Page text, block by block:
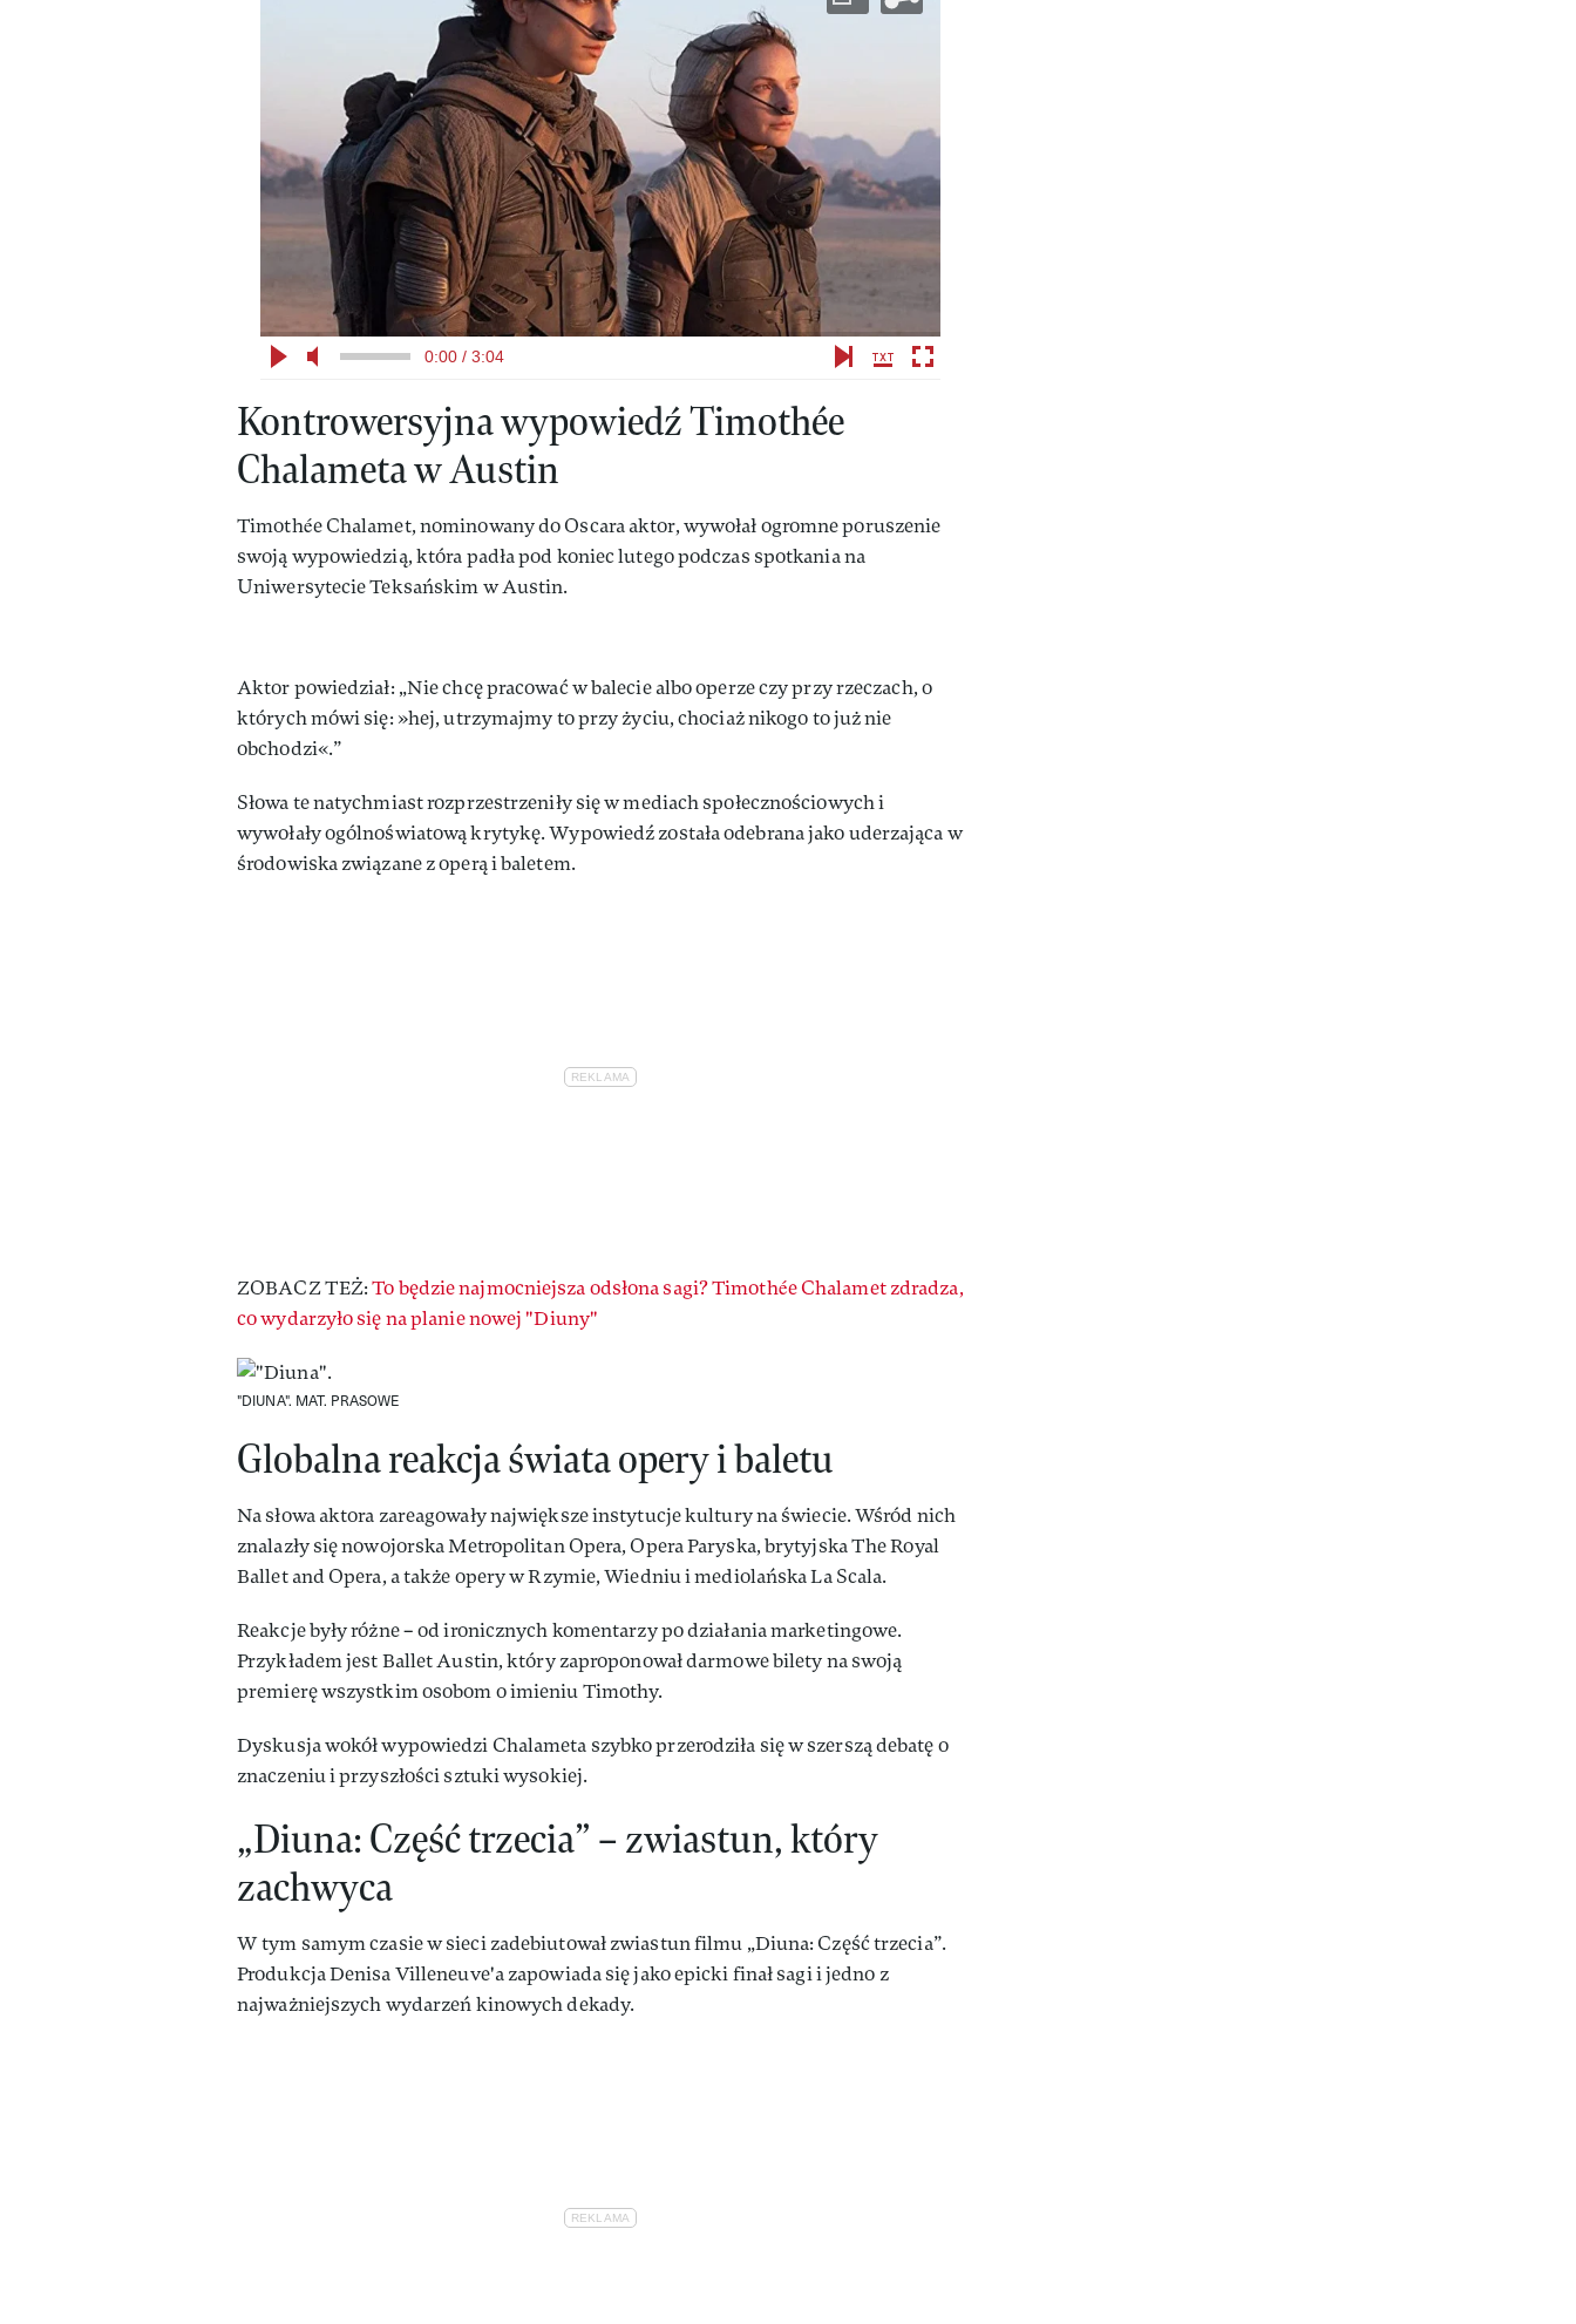
0:00 / 3:04
Kontrowersyjna wypowiedź Timothée
Chalameta w Austin
Timothée Chalamet, nominowany do Oscara aktor, wywołał ogromne poruszenie
swoją wypowiedzią, która padła pod koniec lutego podczas spotkania na
Uniwersytecie Teksańskim w Austin.
Aktor powiedział: „Nie chcę pracować w balecie albo operze czy przy rzeczach, o
których mówi się: »hej, utrzymajmy to przy życiu, chociaż nikogo to już nie
obchodzi«.”
Słowa te natychmiast rozprzestrzeniły się w mediach społecznościowych i
wywołały ogólnoświatową krytykę. Wypowiedź została odebrana jako uderzająca w
środowiska związane z operą i baletem.
ZOBACZ TEŻ:To będzie najmocniejsza odsłona sagi? Timothée Chalamet zdradza,
co wydarzyło się na planie nowej "Diuny"
"DIUNA". MAT. PRASOWE
Globalna reakcja świata opery i baletu
Na słowa aktora zareagowały największe instytucje kultury na świecie. Wśród nich
znalazły się nowojorska Metropolitan Opera, Opera Paryska, brytyjska The Royal
Ballet and Opera, a także opery w Rzymie, Wiedniu i mediolańska La Scala.
Reakcje były różne – od ironicznych komentarzy po działania marketingowe.
Przykładem jest Ballet Austin, który zaproponował darmowe bilety na swoją
premierę wszystkim osobom o imieniu Timothy.
Dyskusja wokół wypowiedzi Chalameta szybko przerodziła się w szerszą debatę o
znaczeniu i przyszłości sztuki wysokiej.
„Diuna: Część trzecia” – zwiastun, który
zachwyca
W tym samym czasie w sieci zadebiutował zwiastun filmu „Diuna: Część trzecia”.
Produkcja Denisa Villeneuve'a zapowiada się jako epicki finał sagi i jedno z
najważniejszych wydarzeń kinowych dekady.